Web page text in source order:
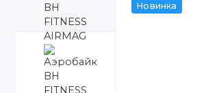
Новинка